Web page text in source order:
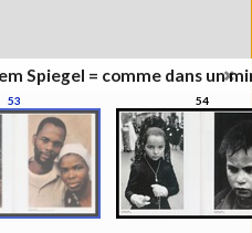
Spiegel = comme dans un
53 54